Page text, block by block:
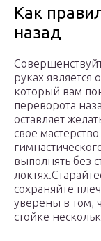
Как
назад
руках
который вам
переворота
оставляет
свое
выполнять без
сохраняйте
уверены в том,
стойке